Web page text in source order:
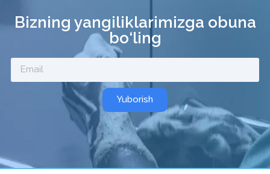
Bizning yangiliklarimizga obuna
bo‘ling
Yuborish